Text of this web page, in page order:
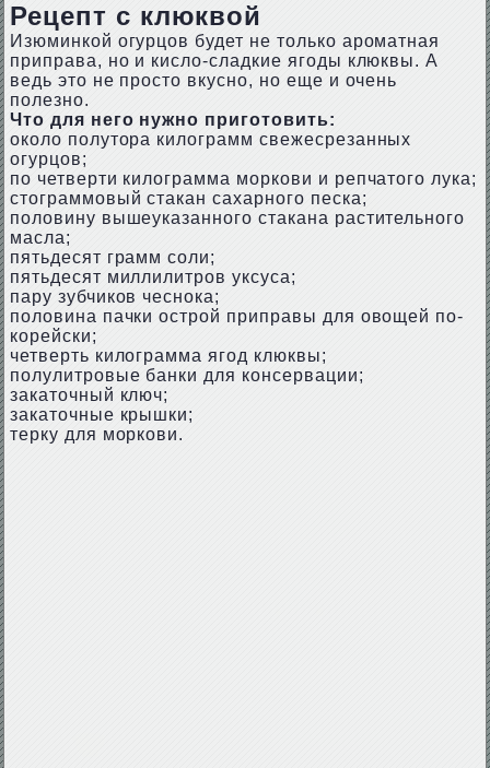
Рецепт с клюквой
Изюминкой огурцов будет не только ароматная
приправа, но и кисло-сладкие ягоды клюквы. А
ведь это не просто вкусно, но еще и очень
полезно.
Что для него нужно приготовить:
около полутора килограмм свежесрезанных
огурцов;
по четверти килограмма моркови и репчатого лука;
стограммовый стакан сахарного песка;
половину вышеуказанного стакана растительного
масла;
пятьдесят грамм соли;
пятьдесят миллилитров уксуса;
пару зубчиков чеснока;
половина пачки острой приправы для овощей по-
корейски;
четверть килограмма ягод клюквы;
полулитровые банки для консервации;
закаточный ключ;
закаточные крышки;
терку для моркови.